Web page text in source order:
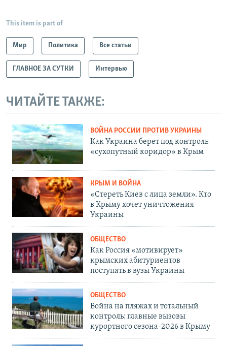
This item is part of
Мир Политика Все статьи
ГЛАВНОЕ ЗА СУТКИ Интервью
ЧИТАЙТЕ ТАКЖЕ:
ВОЙНА РОССИИ ПРОТИВ УКРАИНЫ
Как Украина берет под контроль
«сухопутный коридор» в Крым
КРЫМ И ВОЙНА
«Стереть Киев с лица земли». Кто
в Крыму хочет уничтожения
Украины
ОБЩЕСТВО
Как Россия «мотивирует»
крымских абитуриентов
поступать в вузы Украины
ОБЩЕСТВО
Война на пляжах и тотальный
контроль: главные вызовы
курортного сезона-2026 в Крыму